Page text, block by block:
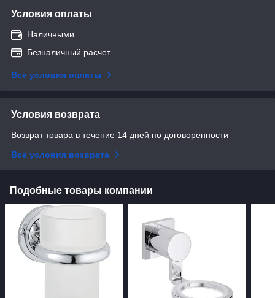
Условия оплаты
Наличными
Безналичный расчет
Все условия оплаты
Условия возврата
Возврат товара в течение 14 дней по договоренности
Все условия возврата
Подобные товары компании